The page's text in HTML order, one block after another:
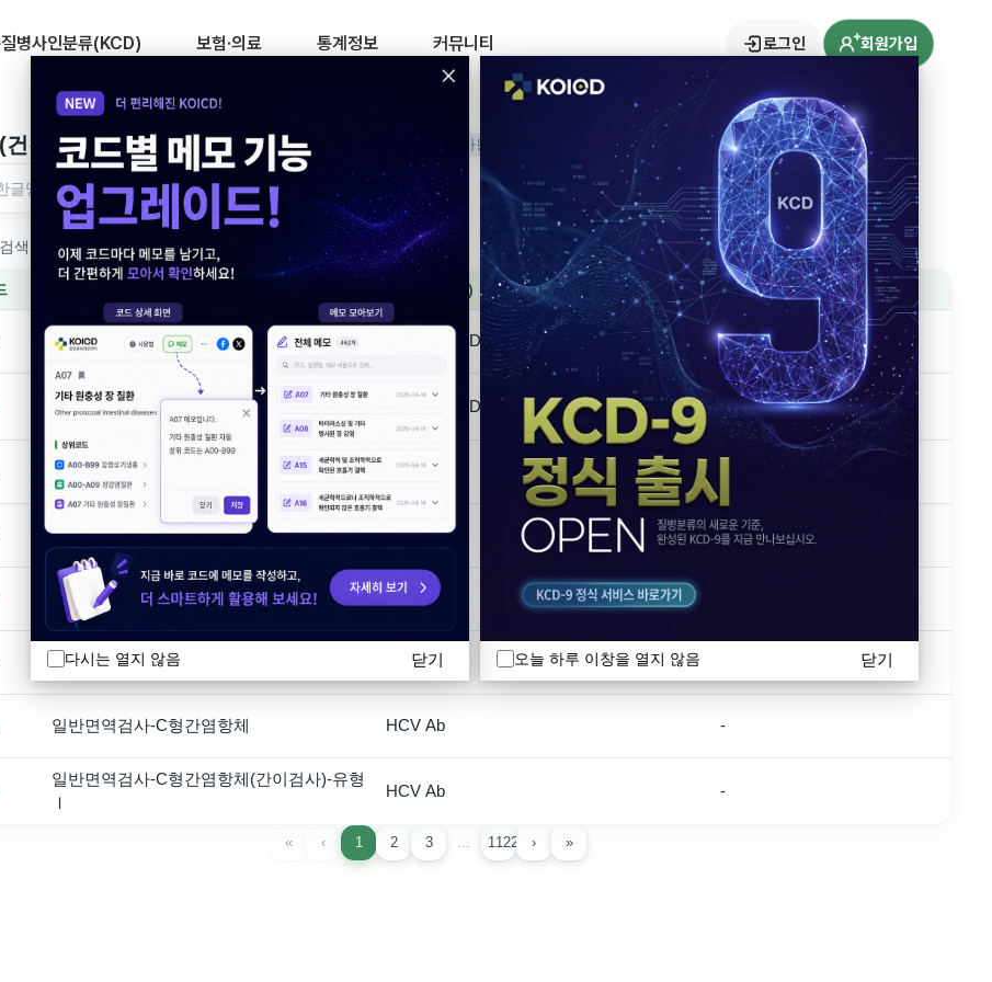
병사인분류(KCD) 보험·의료 통계정보 커뮤니티 로그인 회원가입
강보험행위분류) 2025.07 최신화 출처:건강보험심사평가원
명 검색 검색
색 결과가 있습니다.
행위명(영문) 산정명
B형간염DNA정량검사(DNA Probe법) HBV-DNA (DNA Probe) -
B형간염DNA정량검사(DNA Probe법)-
핵의학적 방법
HBV-DNA (DNA Probe) -
일반면역검사-B형간염표면항원(정성) HBsAg
일반면역검사-B형간염표면항체 HBsAb -
일반면역검사-B형간염e항원 HBeAg
일반면역검사-B형간염e항체 HBeAb
일반면역검사-C형간염항체 HCV Ab -
일반면역검사-C형간염항체(간이검사)-유형
Ⅰ
HCV Ab -
« ‹ 1 2 3 ... 1122 › »
오늘 하루 이창을 열지 않음 닫기
다시는 열지 않음 닫기